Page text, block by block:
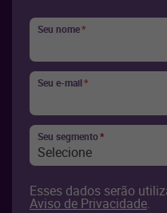
Seu nome*
Seu e-mail*
Seu segmento*
Selecione
Esses dados serão
Aviso de Privacidade.